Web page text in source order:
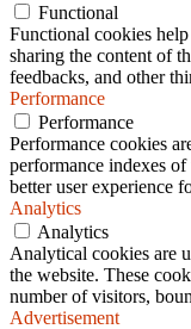
Functional
Functional cookies
sharing the content of
feedbacks, and other
Performance
Performance
Performance cookies
performance indexes
better user experience
Analytics
Analytics
Analytical cookies are
the website. These
number of visitors,
Advertisement